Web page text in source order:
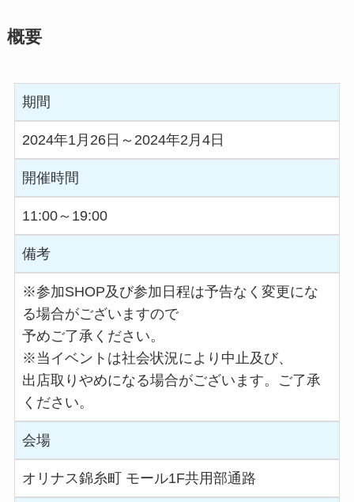
概要
期間
2024年1月26日～2024年2月4日
開催時間
11:00～19:00
備考
※参加SHOP及び参加日程は予告なく変更にな
る場合がございますので
予めご了承ください。
※当イベントは社会状況により中止及び、
出店取りやめになる場合がございます。ご了承
ください。
会場
オリナス錦糸町 モール1F共用部通路